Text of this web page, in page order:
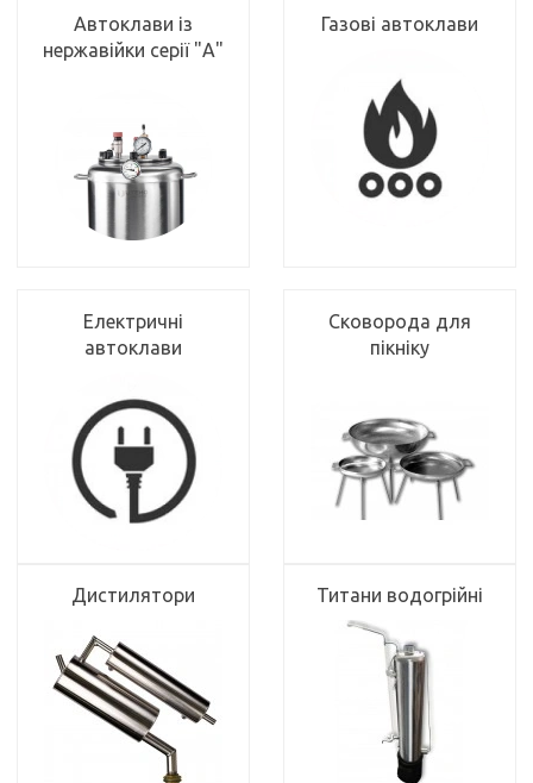
Автоклави із
нержавійки серії "А"
Газові автоклави
Електричні
автоклави
Сковорода для
пікніку
Дистилятори Титани водогрійні